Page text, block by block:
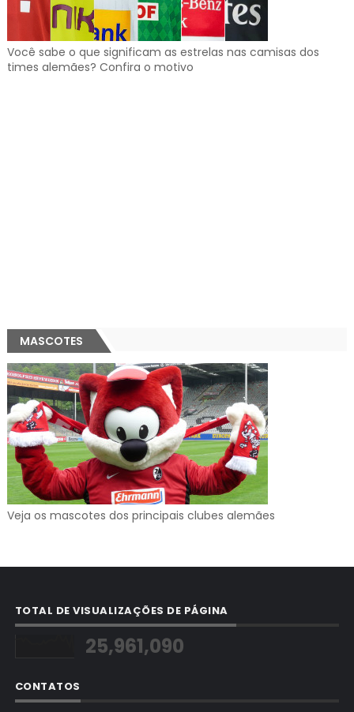
Você sabe o que significam as estrelas nas camisas dos
times alemães? Confira o motivo
MASCOTES
Veja os mascotes dos principais clubes alemães
TOTAL DE VISUALIZAÇÕES DE PÁGINA
25,961,090
CONTATOS